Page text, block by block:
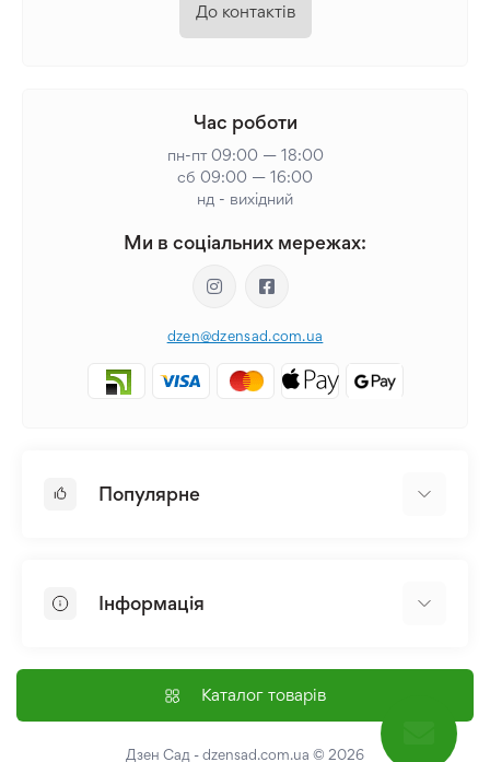
До контактів
Час роботи
пн-пт 09:00 — 18:00
сб 09:00 — 16:00
нд - вихідний
Ми в соціальних мережах:
dzen@dzensad.com.ua
Популярне
Лілія
Насіння
Інформація
Доставка і оплата
Контакти
Каталог товарів
Дзен Сад - dzensad.com.ua © 2026